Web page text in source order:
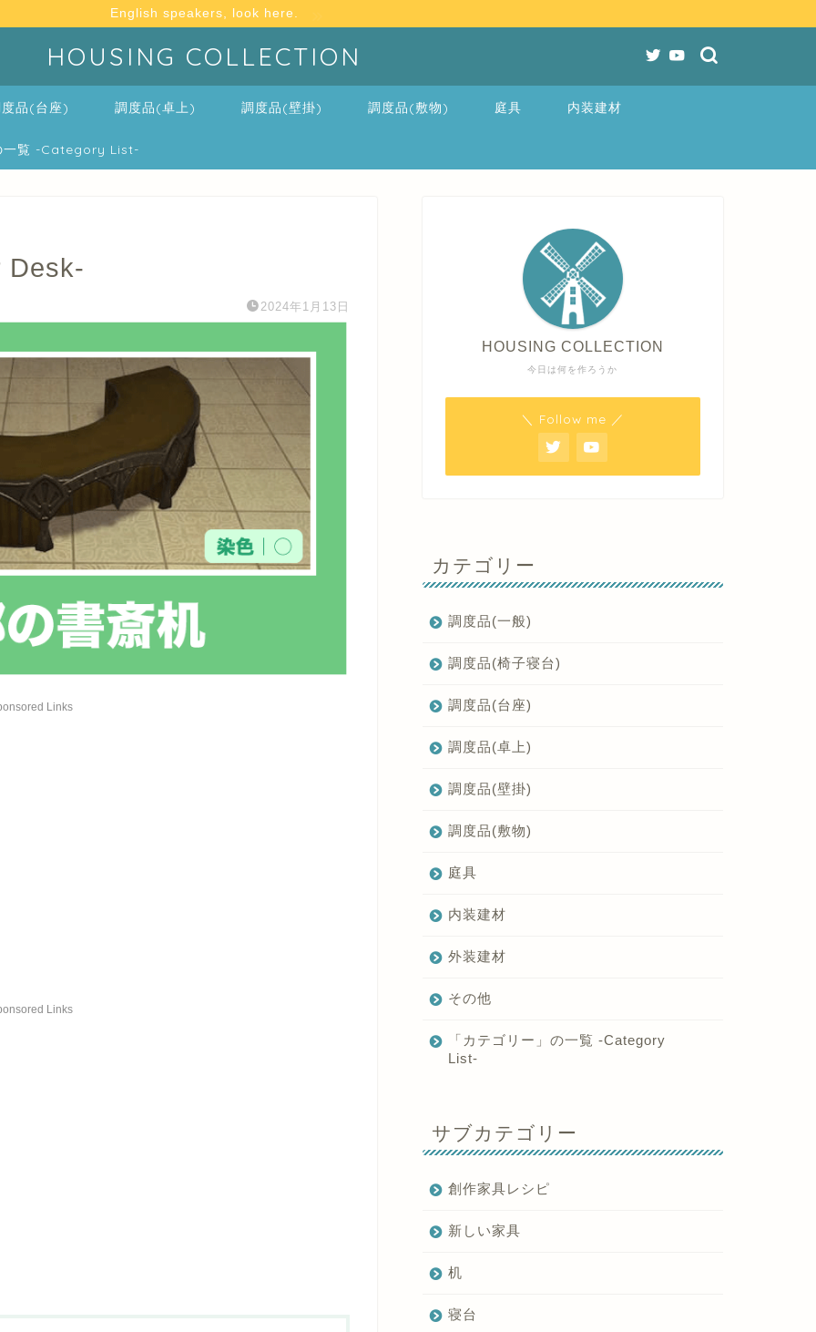
English speakers, look here.
HOUSING COLLECTION
品(台座) 調度品(卓上) 調度品(壁掛) 調度品(敷物) 庭具 内装建材
一覧 -Category List-
Desk-
2024年1月13日
Links
Links
今日は何を作ろうか
HOUSING COLLECTION
＼ Follow me ／
カテゴリー
調度品(一般)
調度品(椅子寝台)
調度品(台座)
調度品(卓上)
調度品(壁掛)
調度品(敷物)
庭具
内装建材
外装建材
その他
「カテゴリー」の一覧 -Category
List-
サブカテゴリー
創作家具レシピ
新しい家具
机
寝台